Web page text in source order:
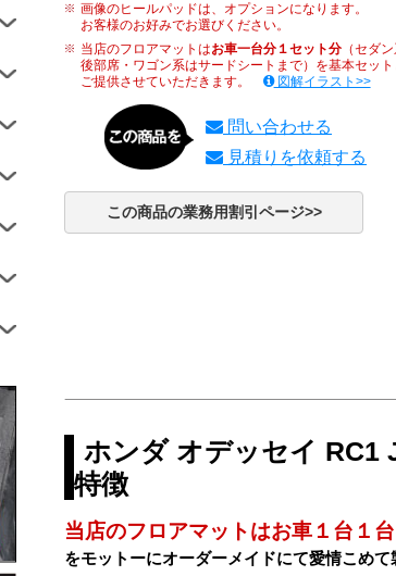
画像のヒールパッドは、オプションになります。
お客様のお好みでお選びください。
当店のフロアマットはお車一台分１セット分（セダ
後部席・ワゴン系はサードシートまで）を基本セット
ご提供させていただきます。
図解イラスト>>
問い合わせる
見積りを依頼する
この商品の業務用割引ページ>>
ホンダ オデッセイ RC1
特徴
当店のフロアマットはお車１台１
をモットーにオーダーメイドにて愛情こめて